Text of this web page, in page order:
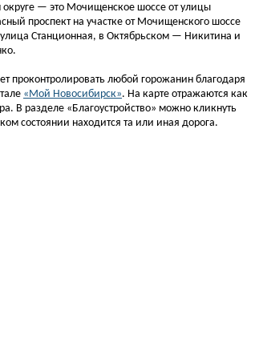
— это Мочищенское шоссе от улицы
проспект на участке от Мочищенского шоссе
Станционная, в Октябрьском — Никитина и
проконтролировать любой горожанин благодаря
«Мой Новосибирск». На карте отражаются как
В разделе «Благоустройство» можно кликнуть
состоянии находится та или иная дорога.